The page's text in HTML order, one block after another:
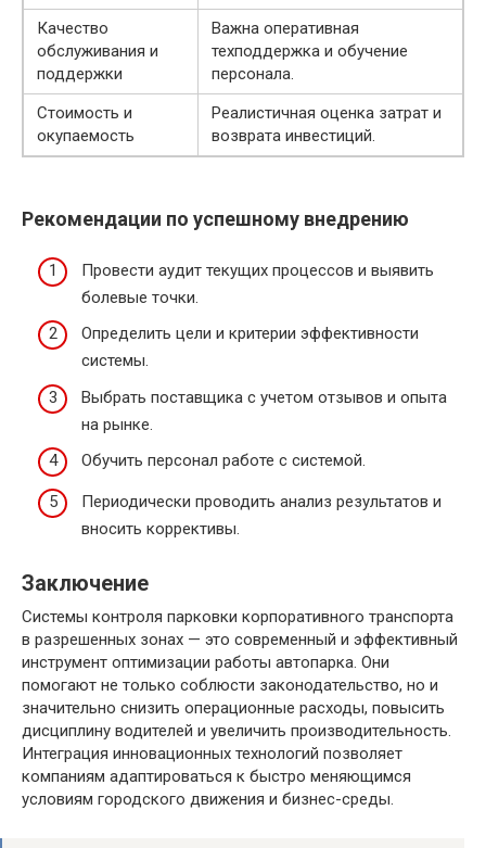
Качество
обслуживания и
поддержки
Важна оперативная
техподдержка и обучение
персонала.
Стоимость и
окупаемость
Реалистичная оценка затрат и
возврата инвестиций.
Рекомендации по успешному внедрению
Провести аудит текущих процессов и выявить
болевые точки.
Определить цели и критерии эффективности
системы.
Выбрать поставщика с учетом отзывов и опыта
на рынке.
Обучить персонал работе с системой.
Периодически проводить анализ результатов и
вносить коррективы.
Заключение
Системы контроля парковки корпоративного транспорта
в разрешенных зонах — это современный и эффективный
инструмент оптимизации работы автопарка. Они
помогают не только соблюсти законодательство, но и
значительно снизить операционные расходы, повысить
дисциплину водителей и увеличить производительность.
Интеграция инновационных технологий позволяет
компаниям адаптироваться к быстро меняющимся
условиям городского движения и бизнес-среды.